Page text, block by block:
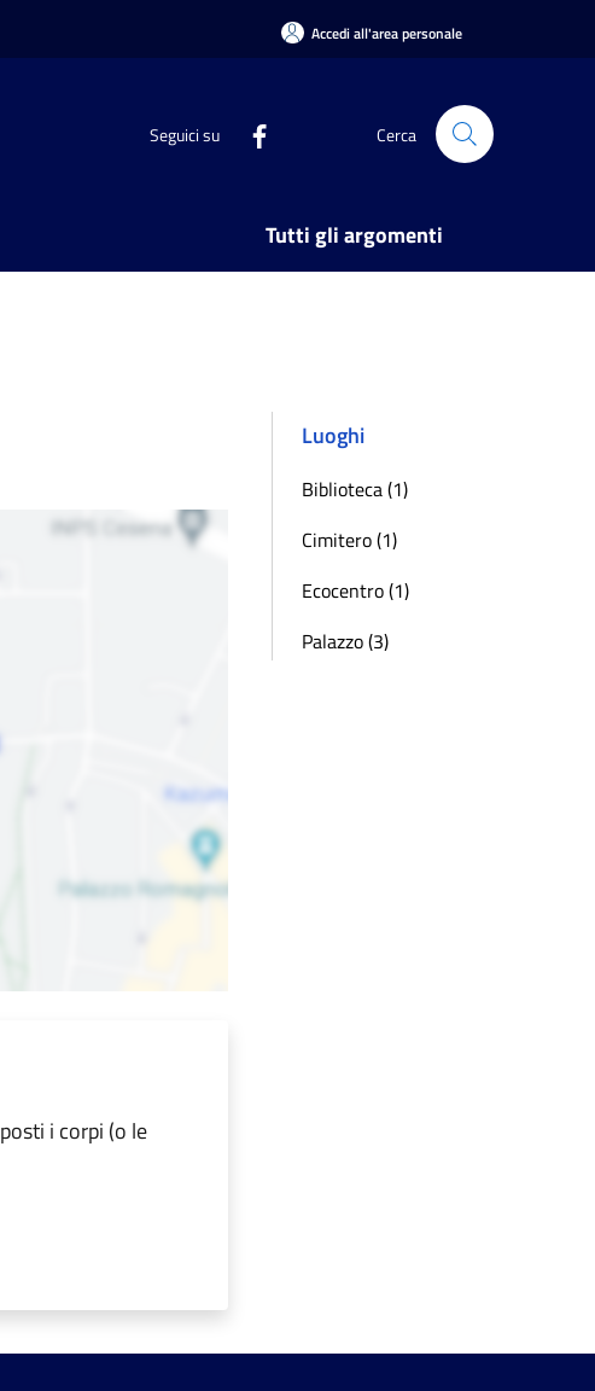
Accedi all'area personale
Seguici su Cerca
Tutti gli argomenti
i corpi (o le
Luoghi
Biblioteca (1)
Cimitero (1)
Ecocentro (1)
Palazzo (3)